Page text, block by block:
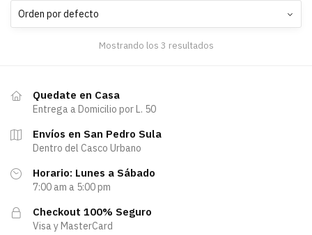
Mostrando los 3 resultados
Quedate en Casa
Entrega a Domicilio por L. 50
Envíos en San Pedro Sula
Dentro del Casco Urbano
Horario: Lunes a Sábado
7:00 am a 5:00 pm
Checkout 100% Seguro
Visa y MasterCard